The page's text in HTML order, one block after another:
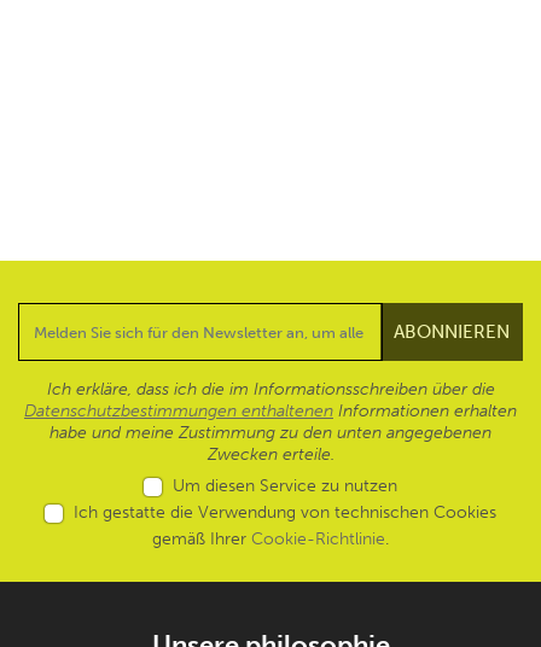
Ich erkläre, dass ich die im Informationsschreiben über die
Datenschutzbestimmungen enthaltenen Informationen erhalten
habe und meine Zustimmung zu den unten angegebenen
Zwecken erteile.
Um diesen Service zu nutzen
Ich gestatte die Verwendung von technischen Cookies
gemäß Ihrer Cookie-Richtlinie.